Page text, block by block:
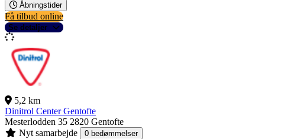
Åbningstider
Få tilbud online
Se detaljer
5,2 km
Dinitrol Center Gentofte
Mesterlodden 35 2820 Gentofte
Nyt samarbejde
0 bedømmelser